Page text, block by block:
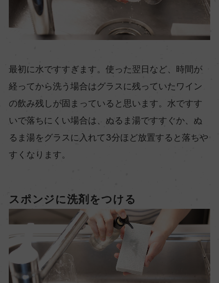
最初に水ですすぎます。使った翌日など、時間が
経ってから洗う場合はグラスに残っていたワイン
の飲み残しが固まっていると思います。水ですす
いで落ちにくい場合は、ぬるま湯ですすぐか、ぬ
るま湯をグラスに入れて3分ほど放置すると落ちや
すくなります。
スポンジに洗剤をつける